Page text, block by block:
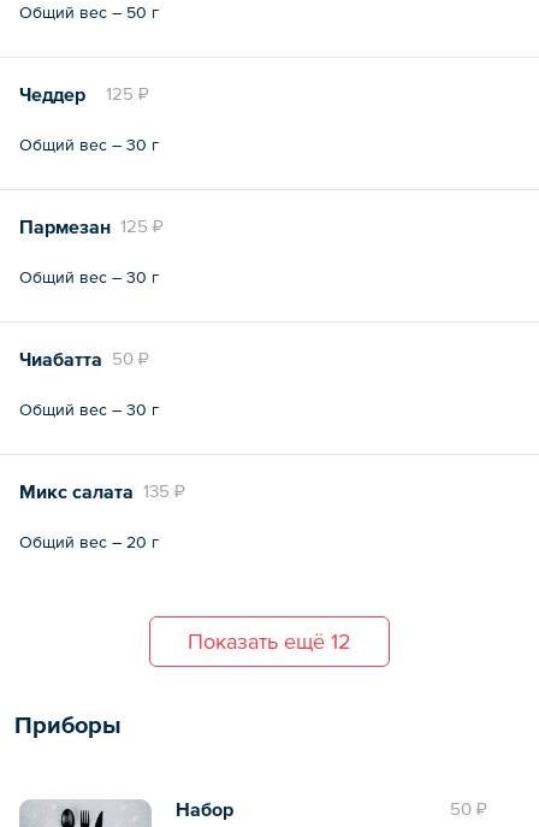
Общий вес – 50 г
125 ₽
Чеддер
Общий вес – 30 г
125 ₽
Пармезан
Общий вес – 30 г
50 ₽
Чиабатта
Общий вес – 30 г
135 ₽
Микс салата
Общий вес – 20 г
Показать ещё 12
Приборы
50 ₽
Набор